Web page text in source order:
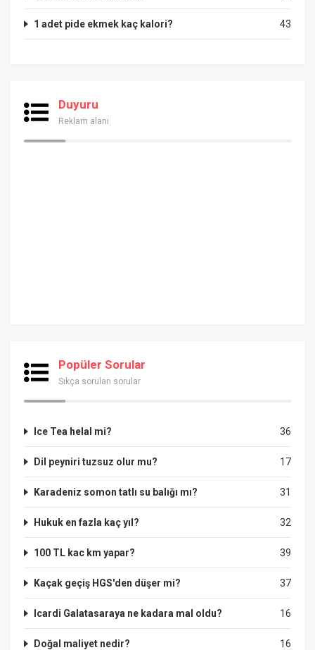
43
1 adet pide ekmek kaç kalori?
Duyuru
Reklam alanı
Popüler Sorular
Sıkça sorulan sorular
36
Ice Tea helal mi?
17
Dil peyniri tuzsuz olur mu?
31
Karadeniz somon tatlı su balığı mı?
32
Hukuk en fazla kaç yıl?
39
100 TL kac km yapar?
37
Kaçak geçiş HGS'den düşer mi?
16
Icardi Galatasaraya ne kadara mal oldu?
16
Doğal maliyet nedir?